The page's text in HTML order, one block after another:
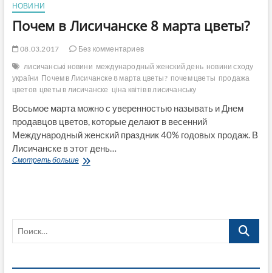
НОВИНИ
Почем в Лисичанске 8 марта цветы?
08.03.2017
Без комментариев
лисичанські новини международный женский день новини сходу
україни Почем в Лисичанске 8 марта цветы? почем цветы продажа
цветов цветы в лисичанске ціна квітів в лисичанську
Восьмое марта можно с уверенностью называть и Днем
продавцов цветов, которые делают в весенний
Международный женский праздник 40% годовых продаж. В
Лисичанске в этот день…
Смотреть большеПочем
Поиск…